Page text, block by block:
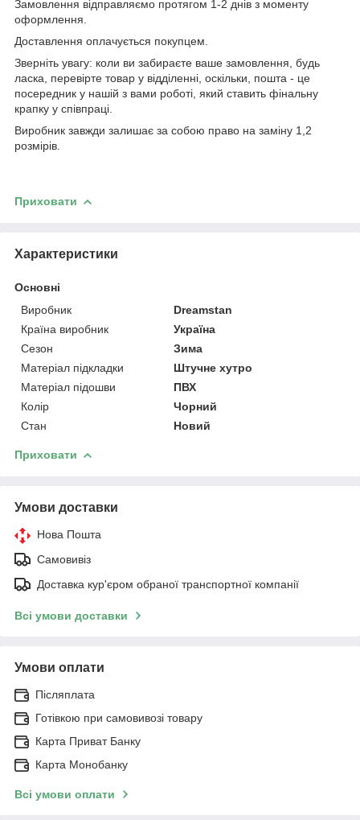
Замовлення відправляємо протягом 1-2 днів з моменту
оформлення.
Доставлення оплачується покупцем.
Зверніть увагу: коли ви забираєте ваше замовлення, будь
ласка, перевірте товар у відділенні, оскільки, пошта - це
посередник у нашій з вами роботі, який ставить фінальну
крапку у співпраці.
Виробник завжди залишає за собою право на заміну 1,2
розмірів.
Приховати
Характеристики
Основні
Виробник
Dreamstan
Країна виробник
Україна
Сезон
Зима
Матеріал підкладки
Штучне хутро
Матеріал підошви
ПВХ
Колір
Чорний
Стан
Новий
Приховати
Умови доставки
Нова Пошта
Самовивіз
Доставка кур'єром обраної транспортної компанії
Всі умови доставки
Умови оплати
Післяплата
Готівкою при самовивозі товару
Карта Приват Банку
Карта Монобанку
Всі умови оплати